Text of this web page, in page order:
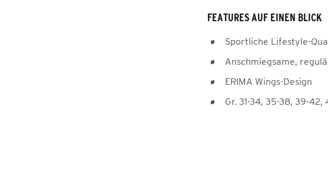
FEATURES AUF EINEN BLICK
Sportliche Lifestyle-
Anschmiegsame,
ERIMA Wings-Design
Gr. 31-34, 35-38, 39-